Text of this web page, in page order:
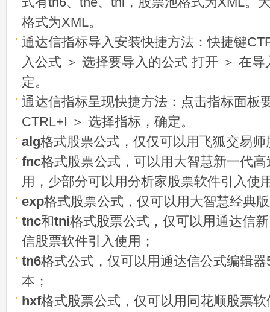
格式为XML。
通达信指标导入安装快捷方法：快捷键
入公式 ＞ 选择要导入的公式 打开 ＞ 在
定。
通达信指标呈现快捷方法：点击指标面板
CTRL+I ＞ 选择指标，确定。
alg格式股票公式，仅仅可以用飞狐交易
fnc格式股票公式，可以用大智慧新一代
用，少部分可以用分析家股票软件引入使
exp格式股票公式，仅可以用大智慧经典
tnc和tni格式股票公式，仅可以用通达信
信股票软件引入使用；
tn6格式公式，仅可以用通达信公式编辑
本；
hxf格式股票公式，仅可以用同花顺股票